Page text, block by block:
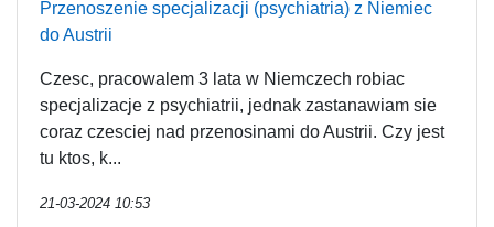
Przenoszenie specjalizacji (psychiatria) z Niemiec
do Austrii
Czesc, pracowalem 3 lata w Niemczech robiac
specjalizacje z psychiatrii, jednak zastanawiam sie
coraz czesciej nad przenosinami do Austrii. Czy jest
tu ktos, k...
21-03-2024 10:53